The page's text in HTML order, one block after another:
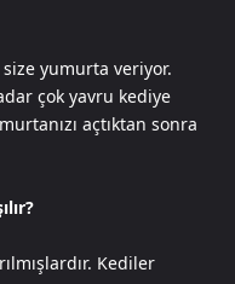
yumurta veriyor.
çok yavru kediye
açtıktan sonra
Kediler